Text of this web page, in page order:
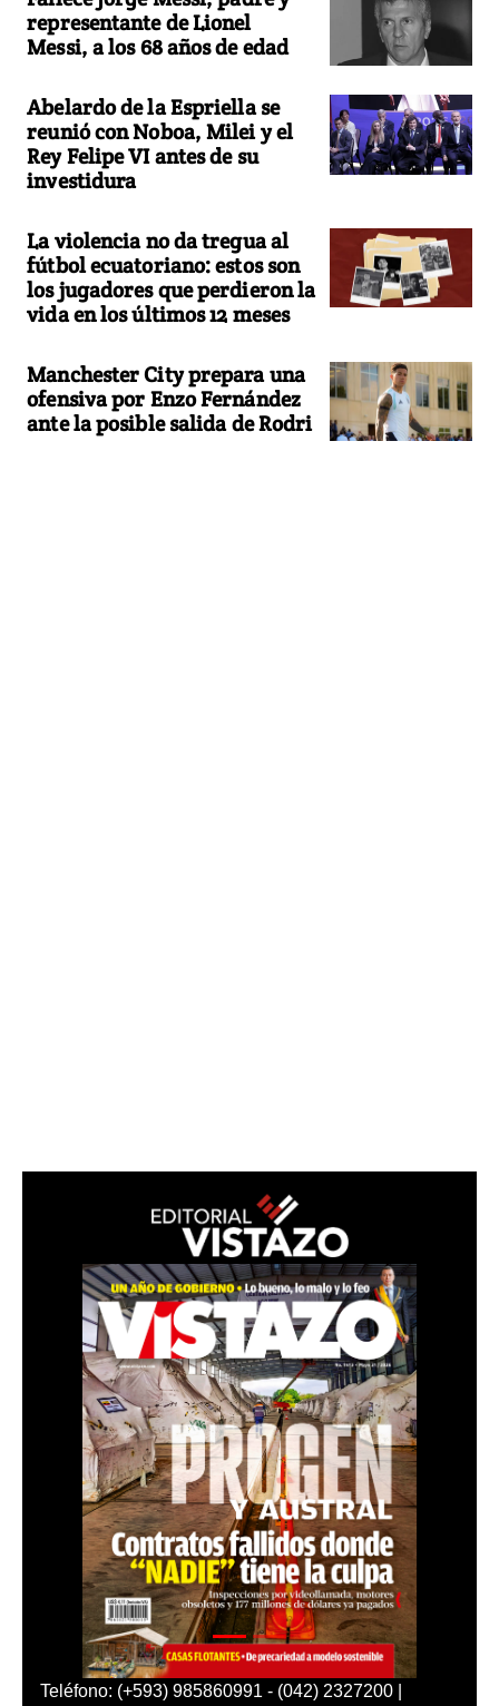
representante de Lionel
Messi, a los 68 años de edad
Abelardo de la Espriella se
reunió con Noboa, Milei y el
Rey Felipe VI antes de su
investidura
La violencia no da tregua al
fútbol ecuatoriano: estos son
los jugadores que perdieron la
vida en los últimos 12 meses
Manchester City prepara una
ofensiva por Enzo Fernández
ante la posible salida de Rodri
Teléfono: (+593) 985860991 - (042) 2327200 |